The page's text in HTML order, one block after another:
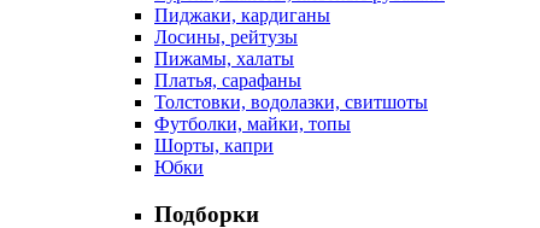
Пиджаки, кардиганы
Лосины, рейтузы
Пижамы, халаты
Платья, сарафаны
Толстовки, водолазки, свитшоты
Футболки, майки, топы
Шорты, капри
Юбки
Подборки